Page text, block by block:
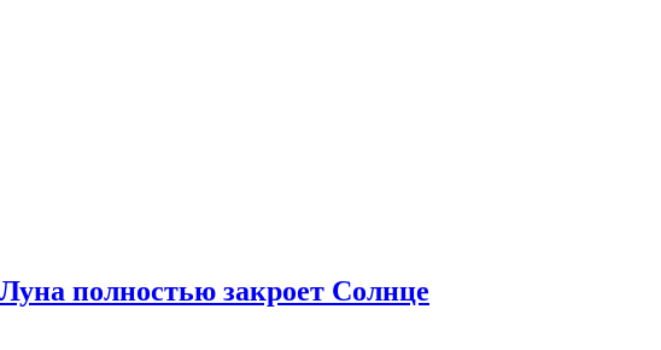
полностью закроет Солнце